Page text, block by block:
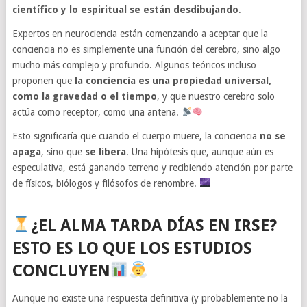
científico y lo espiritual se están desdibujando.
Expertos en neurociencia están comenzando a aceptar que la
conciencia no es simplemente una función del cerebro, sino algo
mucho más complejo y profundo. Algunos teóricos incluso
proponen que la conciencia es una propiedad universal,
como la gravedad o el tiempo, y que nuestro cerebro solo
actúa como receptor, como una antena.
Esto significaría que cuando el cuerpo muere, la conciencia no se
apaga, sino que se libera. Una hipótesis que, aunque aún es
especulativa, está ganando terreno y recibiendo atención por parte
de físicos, biólogos y filósofos de renombre.
¿EL ALMA TARDA DÍAS EN IRSE?
ESTO ES LO QUE LOS ESTUDIOS
CONCLUYEN
Aunque no existe una respuesta definitiva (y probablemente no la